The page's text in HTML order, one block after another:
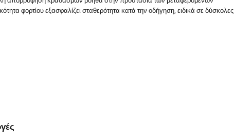
φορτίου εξασφαλίζει σταθερότητα κατά την οδήγηση, ειδικά σε δύσκολες